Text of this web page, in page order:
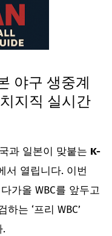
야구 생중계
치지직 실시간
과 일본이 맞붙는 K-
서 열립니다. 이번
가올 WBC를 앞두고
하는 ‘프리 WBC’
.